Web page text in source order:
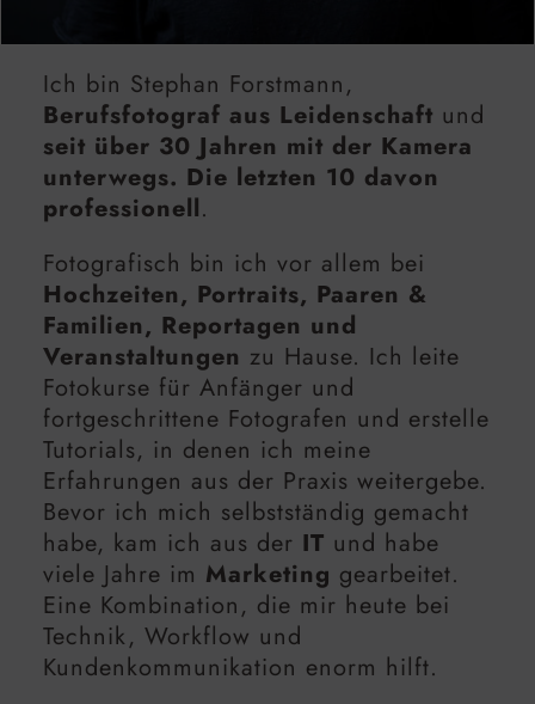
Ich bin Stephan Forstmann,
Berufsfotograf aus Leidenschaft und
seit über 30 Jahren mit der Kamera
unterwegs. Die letzten 10 davon
professionell.
Fotografisch bin ich vor allem bei
Hochzeiten, Portraits, Paaren &
Familien, Reportagen und
Veranstaltungen zu Hause. Ich leite
Fotokurse für Anfänger und
fortgeschrittene Fotografen und erstelle
Tutorials, in denen ich meine
Erfahrungen aus der Praxis weitergebe.
Bevor ich mich selbstständig gemacht
habe, kam ich aus der IT und habe
viele Jahre im Marketing gearbeitet.
Eine Kombination, die mir heute bei
Technik, Workflow und
Kundenkommunikation enorm hilft.